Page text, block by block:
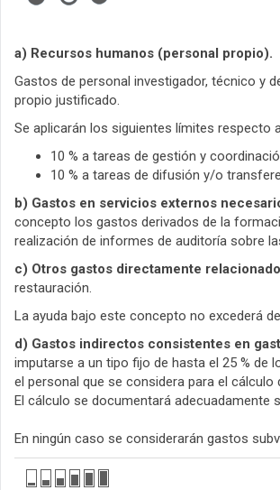
a) Recursos humanos (personal propio).
Gastos de personal investigador, técnico y
propio justificado.
Se aplicarán los siguientes límites respecto
10 % a tareas de gestión y
10 % a tareas de difusión y/o
b) Gastos en servicios externos
concepto los gastos derivados de la
realización de informes de auditoría sobre
c) Otros gastos directamente
restauración.
La ayuda bajo este concepto no excederá
d) Gastos indirectos consistentes en
imputarse a un tipo fijo de hasta el 25 %
el personal que se considera para el
El cálculo se documentará
En ningún caso se considerarán gastos